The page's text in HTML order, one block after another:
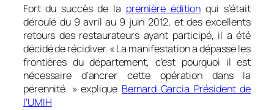
Fort du succès de la première édition qui s’était
déroulé du 9 avril au 9 juin 2012, et des excellents
retours des restaurateurs ayant participé, il a été
décidé de récidiver. «La manifestation a dépassé les
frontières du département, c’est pourquoi il est
nécessaire d’ancrer cette opération dans la
pérennité. » explique Bernard Garcia Président de
l’UMIH